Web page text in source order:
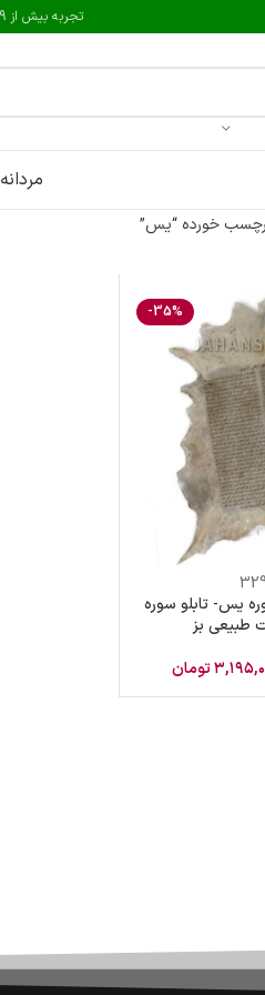
تجربه بیش از 9 سال فروش اینترنتی مطمئن در کنار شما
مردانه
خورده “یس”
-35%
یس- تابلو سوره
بز
تومان